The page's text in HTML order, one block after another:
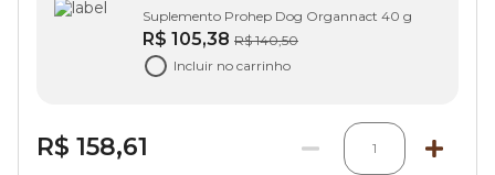
Suplemento Prohep Dog Organnact 40 g
R$ 105,38 R$ 140,50
Incluir no carrinho
R$ 158,61 1